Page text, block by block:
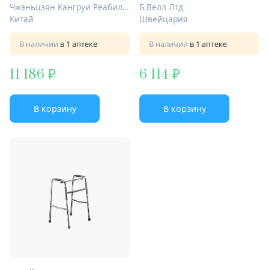
Чжэньцзян Кангруи Реабилитейшн Эквипмент Ко., Лтд.
Китай
В наличии в 1 аптеке
11 186
В корзину
Б.Велл Лтд
Швейцария
В наличии в 1 аптеке
6 114
В корзину